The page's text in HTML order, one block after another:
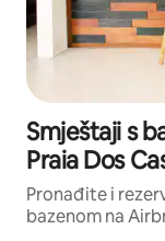
Smještaji s
Praia Dos
Pronađite i
bazenom na